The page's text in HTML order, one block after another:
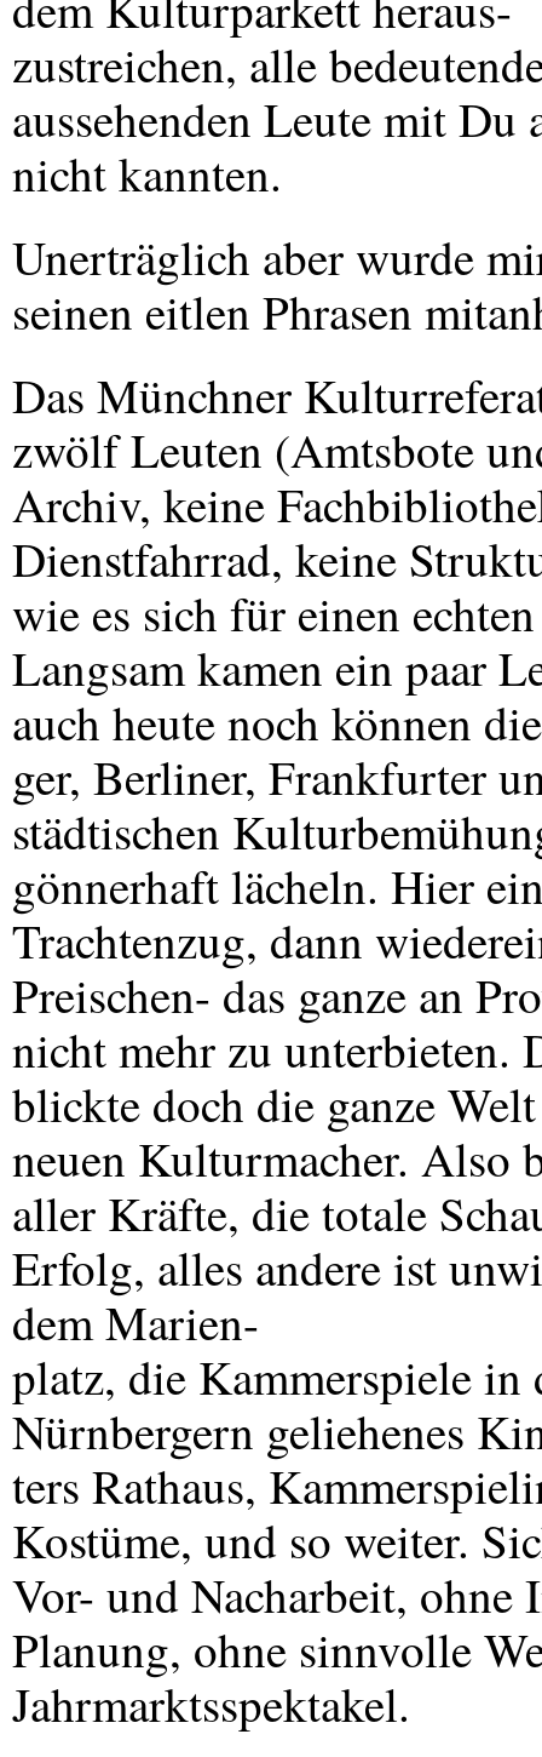
zustreichen, alle
aussehenden Leute mit Du
nicht kannten.
Unerträglich aber wurde
seinen eitlen Phrasen
Das Münchner
zwölf Leuten (Amtsbote
Archiv, keine
Dienstfahrrad, keine
wie es sich für einen
Langsam kamen ein paar
auch heute noch können
ger, Berliner, Frankfurter
städtischen
gönnerhaft lächeln. Hier
Trachtenzug, dann
Preischen- das ganze an
nicht mehr zu unterbieten.
blickte doch die ganze
neuen Kulturmacher. Also
aller Kräfte, die totale
Erfolg, alles andere ist
dem Marien-
platz, die Kammerspiele in
Nürnbergern geliehenes
ters Rathaus,
Kostüme, und so weiter.
Vor- und Nacharbeit,
Planung, ohne sinnvolle
Jahrmarktsspektakel.